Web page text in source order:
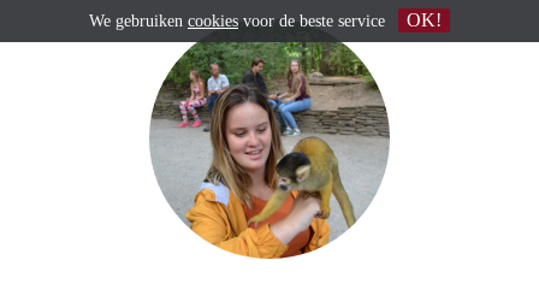
We gebruiken cookies voor de beste service OK!